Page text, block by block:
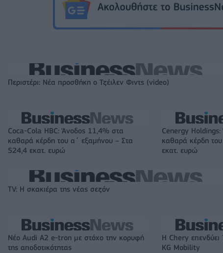
Περιστέρι: Νέα προσθήκη ο Τζέιλεν Φιντς (video)
Coca-Cola HBC: Άνοδος 11,4% στα
καθαρά κέρδη του α΄ εξαμήνου – Στα
524,4 εκατ. ευρώ
Cenergy
καθαρά κέρδη
εκατ. ευρώ
TV: Η σκακιέρα της νέας σεζόν
Νέο Audi A2 e-tron με στόχο την κορυφή
της αποδοτικότητας
Η Chery
KG Mobility